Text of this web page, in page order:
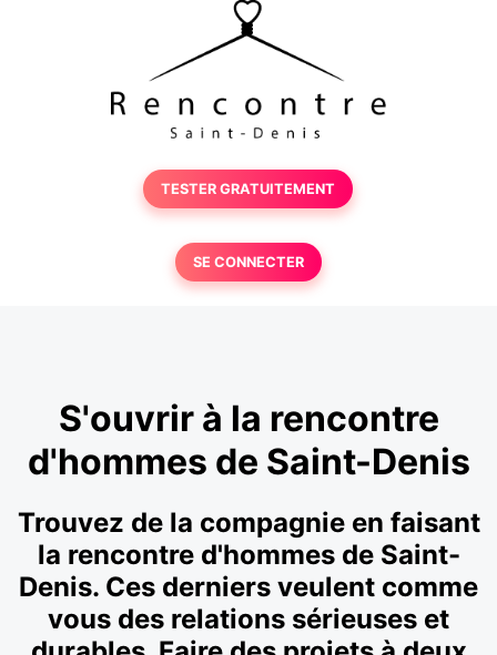
TESTER GRATUITEMENT
SE CONNECTER
S'ouvrir à la rencontre
d'hommes de Saint-Denis
Trouvez de la compagnie en faisant
la rencontre d'hommes de Saint-
Denis. Ces derniers veulent comme
vous des relations sérieuses et